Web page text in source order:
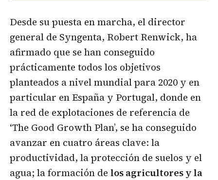
Desde su puesta en marcha, el director
general de Syngenta, Robert Renwick, ha
afirmado que se han conseguido
prácticamente todos los objetivos
planteados a nivel mundial para 2020 y en
particular en España y Portugal, donde en
la red de explotaciones de referencia de
‘The Good Growth Plan’, se ha conseguido
avanzar en cuatro áreas clave: la
productividad, la protección de suelos y el
agua; la formación de los agricultores y la